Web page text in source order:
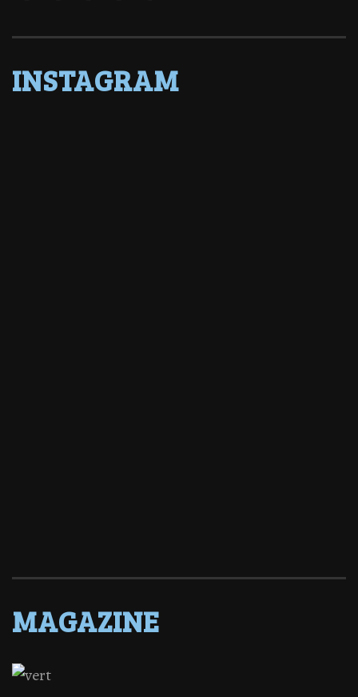
INSTAGRAM
MAGAZINE